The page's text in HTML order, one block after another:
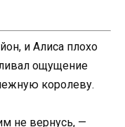
и Алиса плохо
ощущение
королеву.
не вернусь, —